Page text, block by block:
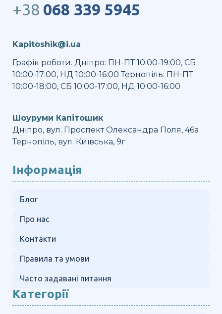
+38 068 339 5945
Kapitoshik@i.ua
Графік роботи. Дніпро: ПН-ПТ 10:00-19:00, СБ
10:00-17:00, НД 10:00-16:00 Тернопіль: ПН-ПТ
10:00-18:00, СБ 10:00-17:00, НД 10:00-16:00
Шоуруми Капітошик
Дніпро, вул. Проспект Олександра Поля, 46а
Тернопіль, вул. Київська, 9г
Інформація
Блог
Про нас
Контакти
Правила та умови
Часто задавані питання
Категорії